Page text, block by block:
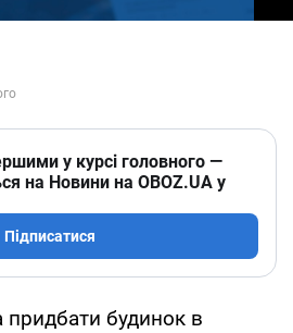
у курсі головного —
на Новини на OBOZ.UA у
Підписатися
будинок в